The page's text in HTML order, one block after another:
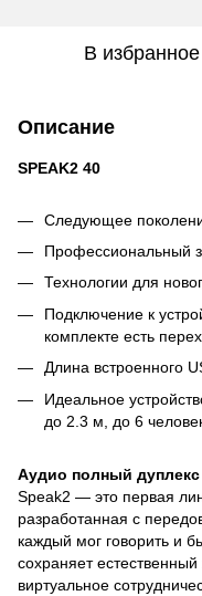
В избранное
Описание
SPEAK2 40
Следующее
Профессиональный
Технологии для
Подключение к
комплекте есть
Длина встроенного
Идеальное
до 2.3 м, до 6
Аудио полный дуплекс
Speak2 — это первая
разработанная с
каждый мог говорить и
сохраняет
виртуальное